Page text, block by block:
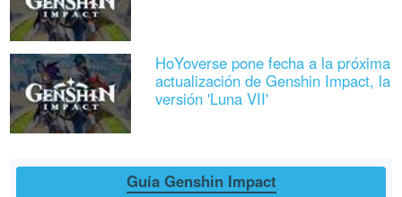
HoYoverse pone fecha a la próxima
actualización de Genshin Impact, la
versión 'Luna VII'
Guía Genshin Impact